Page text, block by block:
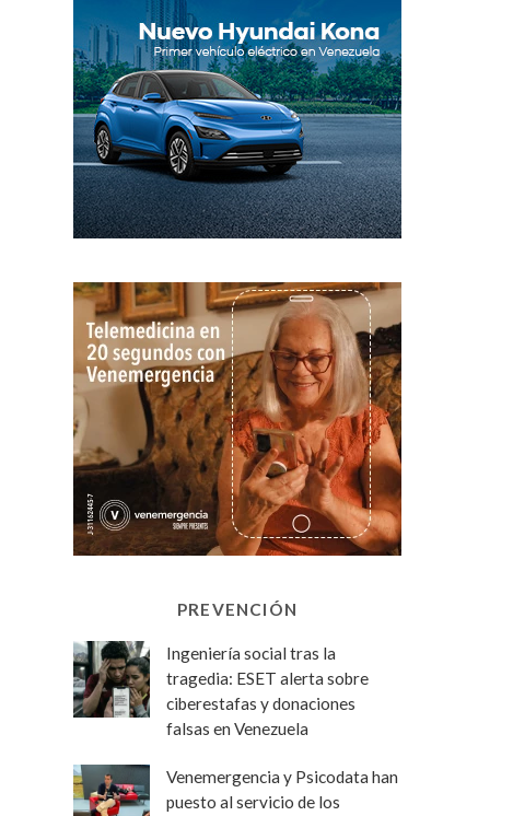
PREVENCIÓN
Ingeniería social tras la
tragedia: ESET alerta sobre
ciberestafas y donaciones
falsas en Venezuela
Venemergencia y Psicodata han
puesto al servicio de los